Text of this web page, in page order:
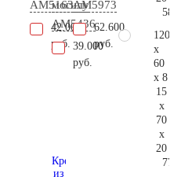
AM5163
42.000
руб.
могилу
AM5436
39.000
руб.
AM5973
62.600
руб.
120
x
60
x 8
15
x
70
x
20